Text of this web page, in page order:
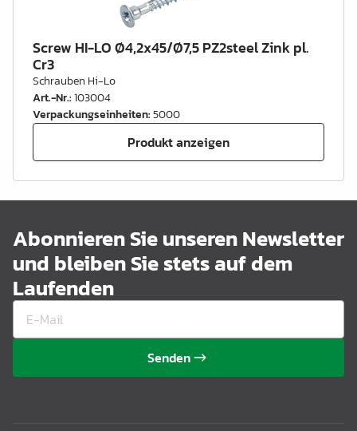
Screw HI-LO Ø4,2x45/Ø7,5 PZ2steel Zink pl.
Cr3
Schrauben Hi-Lo
Art.-Nr.:103004
Verpackungseinheiten:5000
Produkt anzeigen
Abonnieren Sie unseren Newsletter
und bleiben Sie stets auf dem
Laufenden
Senden